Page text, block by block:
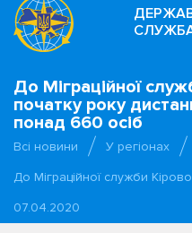
До Міграційної
початку року
понад 660 осіб
Всі новини
У регіонах
До Міграційної служби
07.04.2020